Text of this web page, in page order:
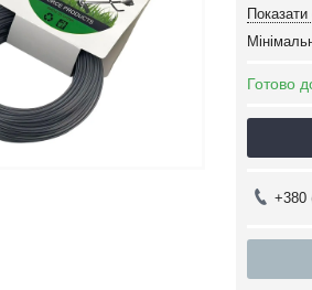
Показати
Готово
+380